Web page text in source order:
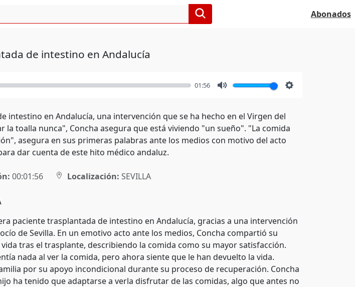
Abonados
de intestino en Andalucía
01:56
intestino en Andalucía, una intervención que se ha hecho en el Virgen del
la toalla nunca", Concha asegura que está viviendo "un sueño". "La comida
asegura en sus primeras palabras ante los medios con motivo del acto
dar cuenta de este hito médico andaluz.
00:01:56 Localización: SEVILLA
paciente trasplantada de intestino en Andalucía, gracias a una intervención
de Sevilla. En un emotivo acto ante los medios, Concha compartió su
tras el trasplante, describiendo la comida como su mayor satisfacción.
nada al ver la comida, pero ahora siente que le han devuelto la vida.
por su apoyo incondicional durante su proceso de recuperación. Concha
ha tenido que adaptarse a verla disfrutar de las comidas, algo que antes no